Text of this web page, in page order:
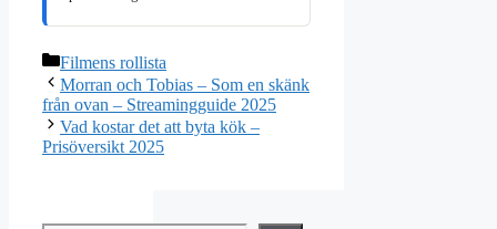
Kategorier
Filmens rollista
Morran och Tobias – Som en skänk
från ovan – Streamingguide 2025
Vad kostar det att byta kök –
Prisöversikt 2025